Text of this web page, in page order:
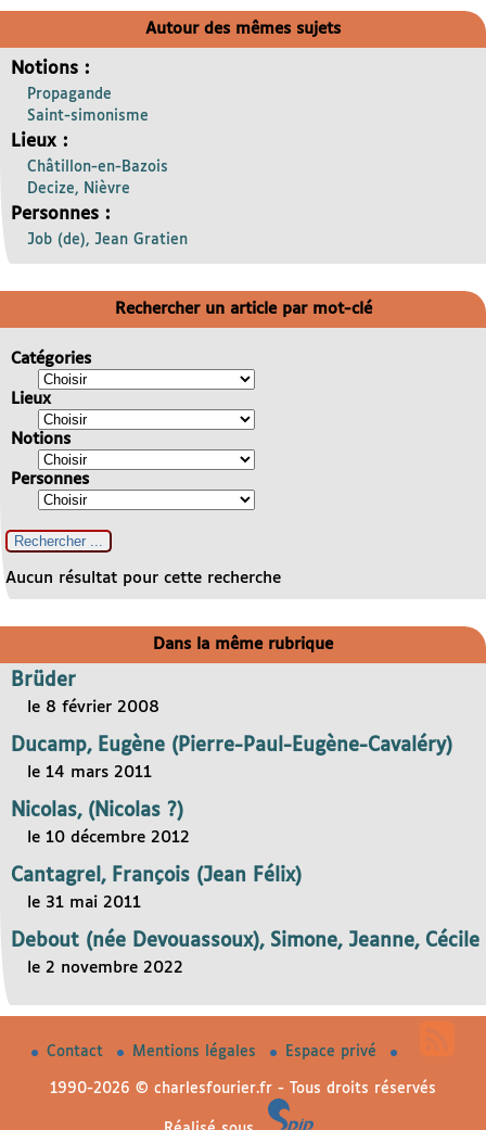
Autour des mêmes sujets
Notions :
Propagande
Saint-simonisme
Lieux :
Châtillon-en-Bazois
Decize, Nièvre
Personnes :
Job (de), Jean Gratien
Rechercher un article par mot-clé
Catégories
Lieux
Notions
Personnes
Aucun résultat pour cette recherche
Dans la même rubrique
Brüder
le 8 février 2008
Ducamp, Eugène (Pierre-Paul-Eugène-Cavaléry)
le 14 mars 2011
Nicolas, (Nicolas ?)
le 10 décembre 2012
Cantagrel, François (Jean Félix)
le 31 mai 2011
Debout (née Devouassoux), Simone, Jeanne, Cécile
le 2 novembre 2022
Contact Mentions légales Espace privé
1990-2026 © charlesfourier.fr - Tous droits réservés